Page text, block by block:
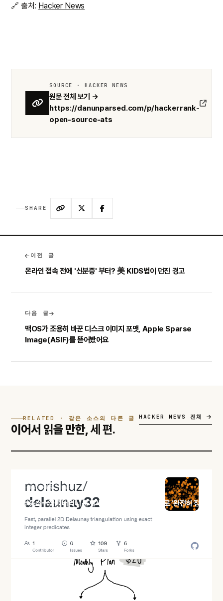
🔗 출처: Hacker News
SOURCE · HACKER NEWS
원문 전체 보기 →
https://danunparsed.com/p/hackerrank-
open-source-ats
SHARE
이전 글
온라인 접속 전에 '신분증' 부터? 美 KIDS법이 던진 경고
다음 글
맥OS가 조용히 바꾼 디스크 이미지 포맷, Apple Sparse
Image(ASIF)를 뜯어봤어요
RELATED · 같은 소스의 다른 글
이어서 읽을 만한,세 편.
HACKER NEWS 전체
HACKER NEWS
부동소수점을 버리니 문제가 풀렸다 — int32 좌표로 '완전히 정
오늘 · 47 READS
소프트웨어의 단위 경제학이 흔들린다 — '복사는 공짜' 시대의